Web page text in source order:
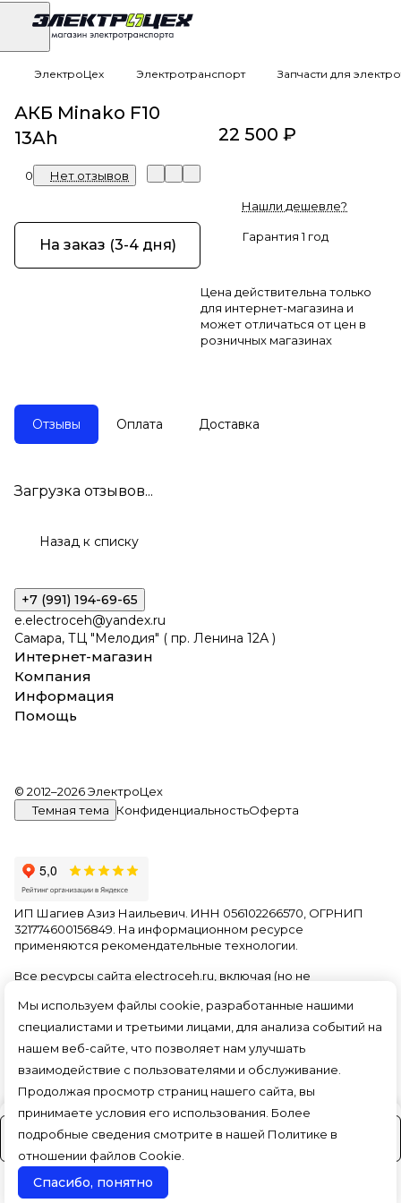
ЭлектроЦех Электротранспорт Запчасти для
АКБ Minako F10
13Ah
0 Нет отзывов
На заказ (3-4 дня)
22 500 ₽
Нашли дешевле?
Гарантия 1 год
Цена действительна только
для интернет-магазина и
может отличаться от цен в
розничных магазинах
Отзывы Оплата Доставка
Загрузка отзывов...
Назад к списку
Мы используем файлы cookie, разработанные нашими
специалистами и третьими лицами, для анализа событий на
нашем веб-сайте, что позволяет нам улучшать
взаимодействие с пользователями и обслуживание.
Продолжая просмотр страниц нашего сайта, вы
принимаете условия его использования. Более
подробные сведения смотрите в нашей Политике в
отношении файлов Cookie
Спасибо, понятно
На заказ (3-4 дня)
+7 (991) 194-69-65
e.electroceh@yandex.ru
Самара, ТЦ "Мелодия" ( пр. Ленина 12А )
Интернет-магазин
Компания
Информация
Помощь
© 2012–2026 ЭлектроЦех
Темная тема
КонфиденциальностьОферта
ИП Шагиев Азиз Наильевич. ИНН 056102266570, ОГРНИП
321774600156849. На информационном ресурсе
применяются рекомендательные технологии
Все ресурсы сайта electroceh.ru, включая (но не
и видео информацию, структуру, дизайн и оформление
страниц, доменное имя, фирменное наименование
являются объектами авторского права и прав на
интеллектуальную собственность, защищены российским
законодательством и международными соглашениями об
охране авторских прав.Читать далее